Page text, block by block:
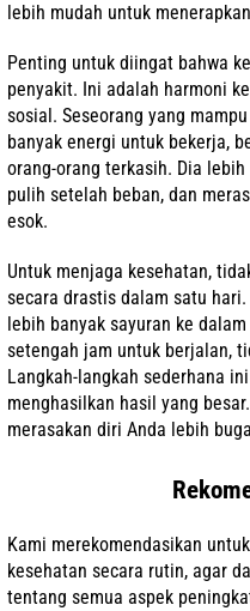
lebih mudah untuk
Penting untuk diingat bahwa
penyakit. Ini adalah harmoni
sosial. Seseorang yang
banyak energi untuk bekerja,
orang-orang terkasih. Dia
pulih setelah beban, dan
esok.
Untuk menjaga kesehatan,
secara drastis dalam satu
lebih banyak sayuran ke
setengah jam untuk berjalan,
Langkah-langkah sederhana
menghasilkan hasil yang
merasakan diri Anda lebih
Kami merekomendasikan
kesehatan secara rutin, agar
tentang semua aspek